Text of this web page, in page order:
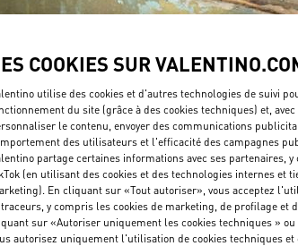
NOUVEAUTÉS
COOKIES SUR
utilise des cookies et d'autres technologies de suivi
du site (grâce à des cookies techniques) et,
le contenu, envoyer des communications
des utilisateurs et l'efficacité des campagnes
partage certaines informations avec ses partenaires, y
(en utilisant des cookies et des technologies internes et
En cliquant sur «Tout autoriser», vous acceptez
y compris les cookies de marketing, de profilage et
sur «Autoriser uniquement les cookies techniques »
autorisez uniquement l'utilisation de cookies techniques et